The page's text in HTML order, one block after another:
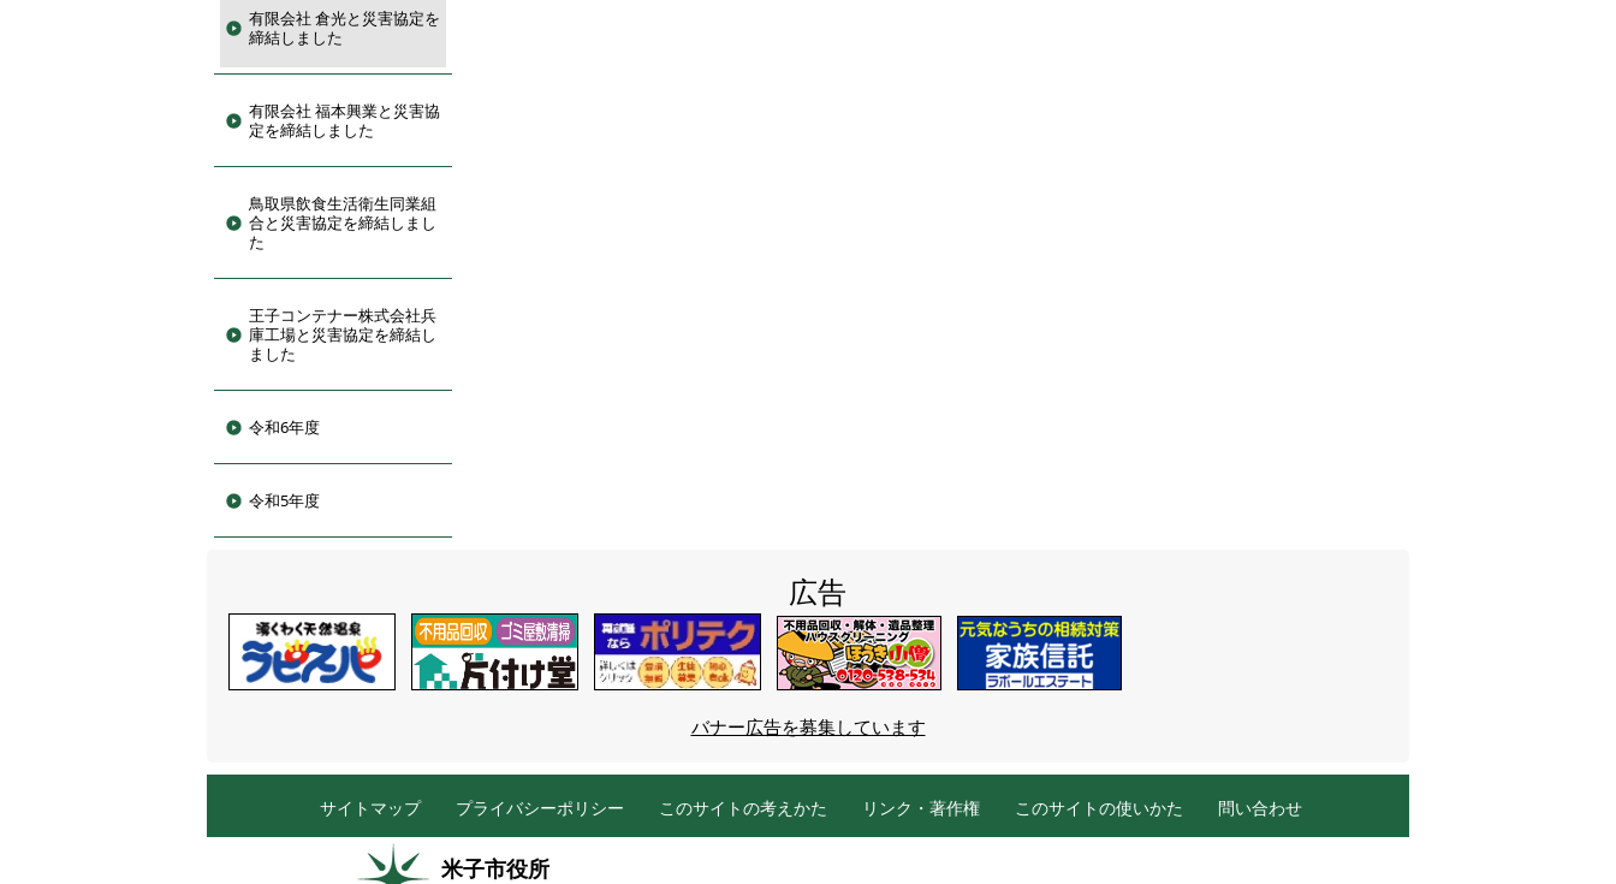
有限会社 倉光と災害協定を
締結しました
有限会社 福本興業と災害協
定を締結しました
鳥取県飲食生活衛生同業組
合と災害協定を締結しまし
た
王子コンテナー株式会社兵
庫工場と災害協定を締結し
ました
令和6年度
令和5年度
広告
バナー広告を募集しています
サイトマップ プライバシーポリシー このサイトの考えかた リンク・著作権 このサイトの使いかた 問い合わせ
米子市役所